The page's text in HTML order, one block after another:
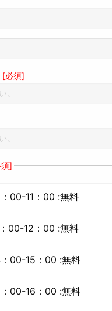
必須]
]
00-11：00 :無料
00-12：00 :無料
00-15：00 :無料
00-16：00 :無料